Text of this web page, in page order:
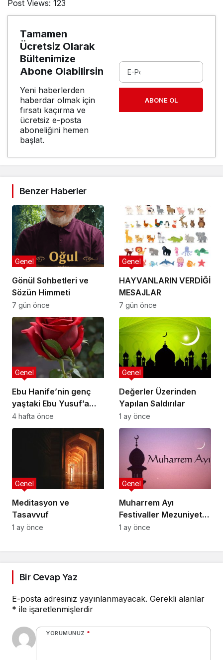
Post Views: 123
Tamamen
Ücretsiz Olarak
Bültenimize
Abone Olabilirsin
Yeni haberlerden
haberdar olmak için
fırsatı kaçırma ve
ücretsiz e-posta
aboneliğini hemen
başlat.
ABONE OL
Benzer Haberler
Gönül Sohbetleri ve
Sözün Himmeti
Genel
7 gün önce
HAYVANLARIN VERDİĞİ
MESAJLAR
Genel
7 gün önce
Ebu Hanife’nin genç
yaştaki Ebu Yusuf’a
nasihatlerinden
bazıları:
Genel
4 hafta önce
Değerler Üzerinden
Yapılan Saldırılar
Genel
1 ay önce
Meditasyon ve
Tasavvuf
Genel
1 ay önce
Muharrem Ayı
Festivaller Mezuniyet
Törenleri
Genel
1 ay önce
Bir Cevap Yaz
E-posta adresiniz yayınlanmayacak. Gerekli alanlar
* ile işaretlenmişlerdir
YORUMUNUZ *